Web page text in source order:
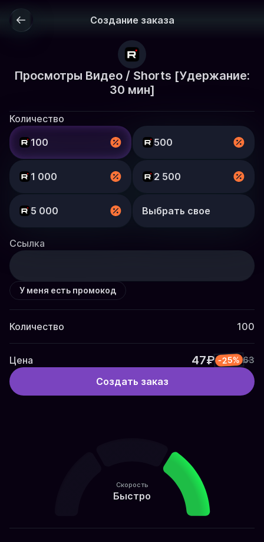
Создание заказа
Просмотры Видео / Shorts [Удержание:
30 мин]
Количество
100
500
1 000 2 500
5 000 Выбрать свое
Ссылка
У меня есть промокод
Количество 100
Цена 47₽ -25% 63
Создать заказ
Скорость
Быстро